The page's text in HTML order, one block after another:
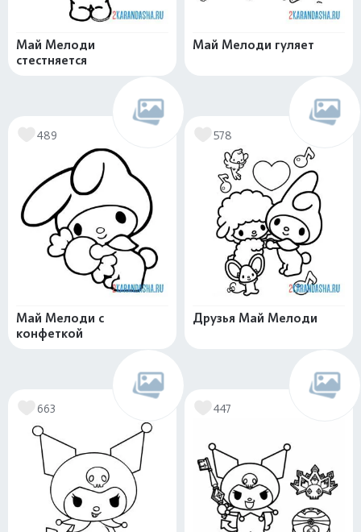
Май Мелоди
стестняется
Май Мелоди гуляет
489
Май Мелоди с
конфеткой
578
Друзья Май Мелоди
663 447